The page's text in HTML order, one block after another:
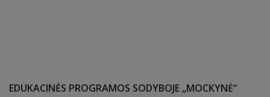
EDUKACINĖS PROGRAMOS SODYBOJE „MOCKYNĖ“